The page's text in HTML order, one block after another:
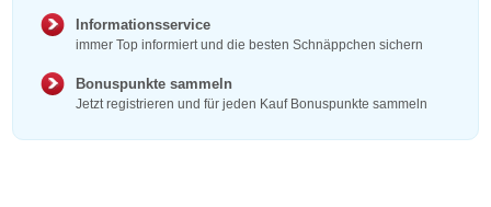
Informationsservice
immer Top informiert und die besten Schnäppchen sichern
Bonuspunkte sammeln
Jetzt registrieren und für jeden Kauf Bonuspunkte sammeln